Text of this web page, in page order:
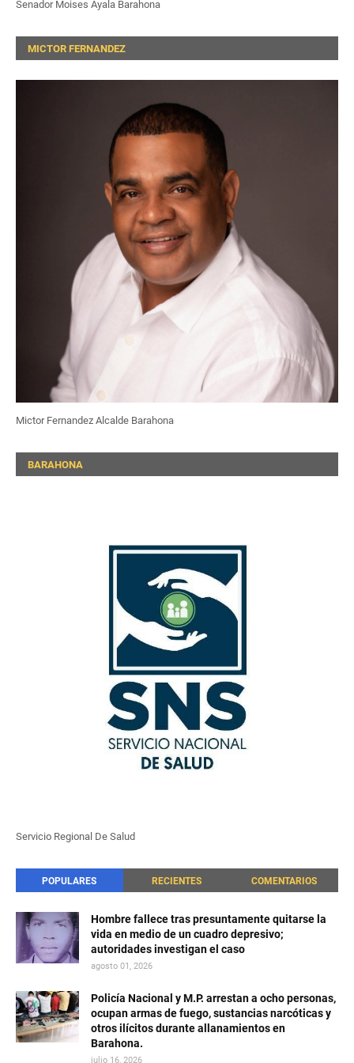
Senador Moises Ayala Barahona
MICTOR FERNANDEZ
Mictor Fernandez Alcalde Barahona
BARAHONA
Servicio Regional De Salud
POPULARES RECIENTES COMENTARIOS
Hombre fallece tras presuntamente quitarse la
vida en medio de un cuadro depresivo;
autoridades investigan el caso
agosto 01, 2026
Policía Nacional y M.P. arrestan a ocho personas,
ocupan armas de fuego, sustancias narcóticas y
otros ilícitos durante allanamientos en
Barahona.
julio 16, 2026